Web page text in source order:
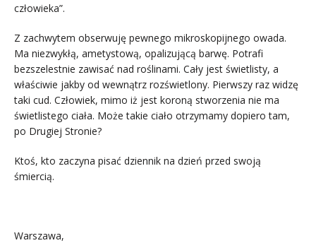
człowieka”.
Z zachwytem obserwuję pewnego mikroskopijnego owada.
Ma niezwykłą, ametystową, opalizującą barwę. Potrafi
bezszelestnie zawisać nad roślinami. Cały jest świetlisty, a
właściwie jakby od wewnątrz rozświetlony. Pierwszy raz widzę
taki cud. Człowiek, mimo iż jest koroną stworzenia nie ma
świetlistego ciała. Może takie ciało otrzymamy dopiero tam,
po Drugiej Stronie?
Ktoś, kto zaczyna pisać dziennik na dzień przed swoją
śmiercią.
Warszawa,